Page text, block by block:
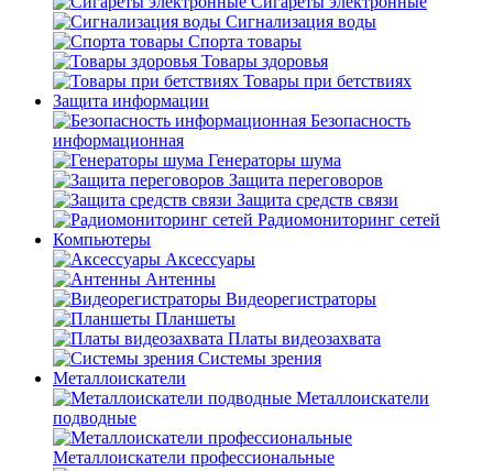
Сигнализация воды
Спорта товары
Товары здоровья
Товары при бетствиях
Защита информации
Безопасность
информационная
Генераторы шума
Защита переговоров
Защита средств связи
Радиомониторинг сетей
Компьютеры
Аксессуары
Антенны
Видеорегистраторы
Планшеты
Платы видеозахвата
Системы зрения
Металлоискатели
Металлоискатели
подводные
Металлоискатели профессиональные